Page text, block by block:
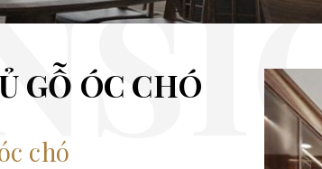
GỖ ÓC CHÓ
chó